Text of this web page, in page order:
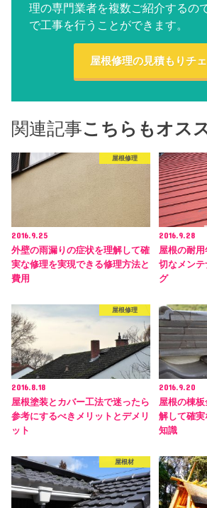
理の専門業者を複数ご紹介するの
で工事を行うことができます。
屋根修理の見積もりチ
関連記事こちらもオス
屋根修理
2016.9.25
外壁の雨漏りの症状を理解して確
実な修理を実現できる修理方法と
費用
2016.9.28
屋根の耐
切なメン
グ
屋根修理
2016.8.18
屋根塗装とカバー工法で迷ったら
参考にするべきメリットとデメリ
ット
2016.9.20
屋根の棟
解して確
知識
屋根材